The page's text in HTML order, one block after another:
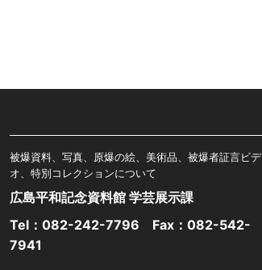
被爆資料、写真、原爆の絵、美術品、被爆者証言ビデ
オ、特別コレクションについて
広島平和記念資料館 学芸展示課
Tel： 082-242-7796 Fax：082-542-
7941